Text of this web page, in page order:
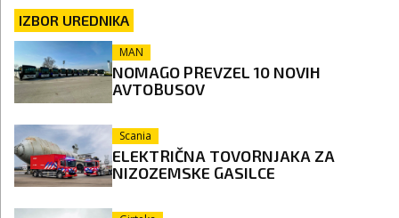
IZBOR UREDNIKA
MAN
NOMAGO PREVZEL 10 NOVIH
AVTOBUSOV
Scania
ELEKTRIČNA TOVORNJAKA ZA
NIZOZEMSKE GASILCE